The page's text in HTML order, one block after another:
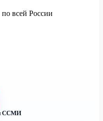
всей России
ССМИ